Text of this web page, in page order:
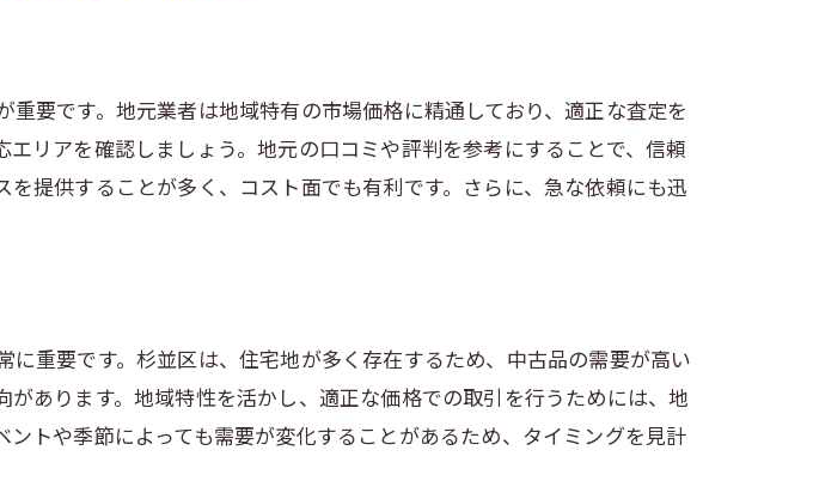
調査
相談先
心得
要です。地元業者は地域特有の市場価格に精通しており、適正な査定を
リアを確認しましょう。地元の口コミや評判を参考にすることで、信頼
提供することが多く、コスト面でも有利です。さらに、急な依頼にも迅
重要です。杉並区は、住宅地が多く存在するため、中古品の需要が高い
あります。地域特性を活かし、適正な価格での取引を行うためには、地
トや季節によっても需要が変化することがあるため、タイミングを見計